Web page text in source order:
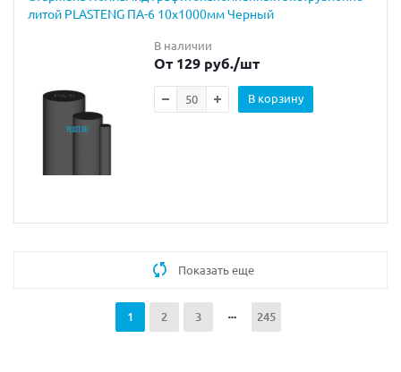
литой PLASTENG ПА-6 10х1000мм Черный
В наличии
От 129 руб./шт
В корзину
Показать еще
1 2 3 245